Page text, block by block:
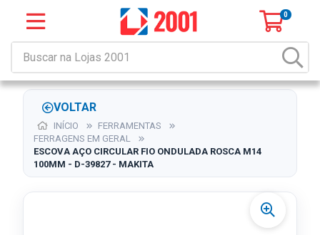
0
VOLTAR
INÍCIO
FERRAMENTAS
FERRAGENS EM GERAL
ESCOVA AÇO CIRCULAR FIO ONDULADA ROSCA M14
100MM - D-39827 - MAKITA